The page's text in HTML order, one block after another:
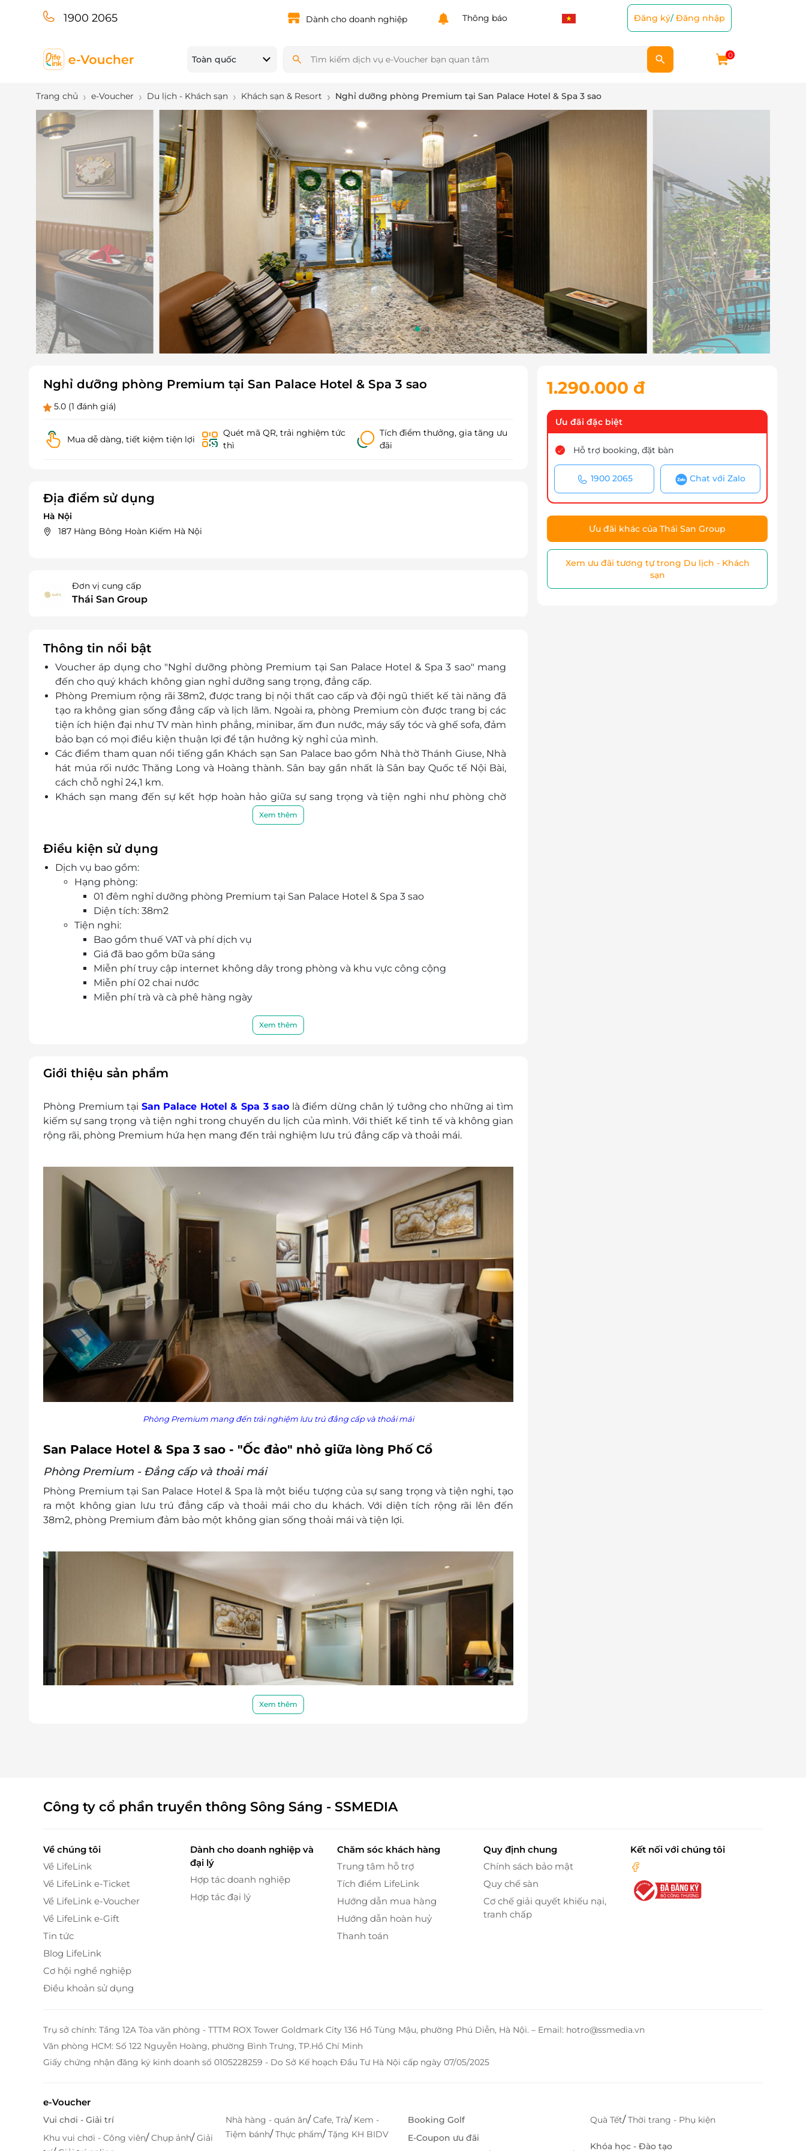
1900 2065 Dành cho doanh nghiệp Thông báo Đăng ký/Đăng nhập
Toàn quốc 0
Trang chủ e-Voucher Du lịch - Khách sạn Khách sạn & Resort Nghỉ dưỡng phòng Premium tại San Palace Hotel & Spa 3 sao
10/14
Nghỉ dưỡng phòng Premium tại San Palace Hotel & Spa 3 sao
5.0 (1 đánh giá)
Mua dễ dàng, tiết kiệm tiện lợi
Quét mã QR, trải nghiệm tức
thì
Tích điểm thưởng, gia tăng ưu
đãi
Địa điểm sử dụng
Hà Nội
187 Hàng Bông Hoàn Kiếm Hà Nội
Đơn vị cung cấp
Thái San Group
Thông tin nổi bật
Voucher áp dụng cho "Nghỉ dưỡng phòng Premium tại San Palace Hotel & Spa 3 sao" mang
đến cho quý khách không gian nghỉ dưỡng sang trọng, đẳng cấp.
Phòng Premium rộng rãi 38m2, được trang bị nội thất cao cấp và đội ngũ thiết kế tài năng đã
tạo ra không gian sống đẳng cấp và lịch lãm. Ngoài ra, phòng Premium còn được trang bị các
tiện ích hiện đại như TV màn hình phẳng, minibar, ấm đun nước, máy sấy tóc và ghế sofa, đảm
bảo bạn có mọi điều kiện thuận lợi để tận hưởng kỳ nghỉ của mình.
Các điểm tham quan nổi tiếng gần Khách sạn San Palace bao gồm Nhà thờ Thánh Giuse, Nhà
hát múa rối nước Thăng Long và Hoàng thành. Sân bay gần nhất là Sân bay Quốc tế Nội Bài,
cách chỗ nghỉ 24,1 km.
Khách sạn mang đến sự kết hợp hoàn hảo giữa sự sang trọng và tiện nghi như phòng chờ
Đội ngũ lễ tân phục vụ 24/7 chu đáo, nhiệt tình, tận tâm, San Palace Hotel & Spa 3 sao hứa
hẹn sẽ làm hài lòng mọi quý khách hàng.
Xem thêm
Điều kiện sử dụng
Dịch vụ bao gồm:
Hạng phòng:
01 đêm nghỉ dưỡng phòng Premium tại San Palace Hotel & Spa 3 sao
Diện tích: 38m2
Tiện nghi:
Bao gồm thuế VAT và phí dịch vụ
Giá đã bao gồm bữa sáng
Miễn phí truy cập internet không dây trong phòng và khu vực công cộng
Miễn phí 02 chai nước
Miễn phí trà và cà phê hàng ngày
Chi phí cá nhân như giặt ủi, điện thoại, ăn uống,...
Giá phòng trẻ em:
Trẻ dưới 05 tuổi: Miễn phí, luôn chia phòng với cha mẹ (không quá 02 trẻ/ phòng)
Từ 12 tuổi trở lên: sẽ được tính như người lớn
Tối đa 02 người lớn, 02 trẻ/ em bé có thể chia một phòng
Giường phụ áp dụng cho người thứ 3 và tùy thuộc vào tình trạng có sẵn thực tế
Phụ phí cho các ngày lễ: Từ 09/02/2024 đến 12/02/2024; Từ 01/09/2024 đến 03/09/2024 và
ngày 24, 25, 31/12/2024 với giá 300.000 VND/ 01 người mỗi phòng mỗi đêm
Kê extrabed 450.000 VND/ đêm
Điều kiện hoàn hủy:
Hơn 7 ngày trước ngày đến không tính phí
Trong khoảng từ 7 đến 3 ngày trước ngày đến 50% giá dịch vụ phòng đã đặt
Ít hơn 03 ngày và ít hơn trước ngày đến 100% giá dịch vụ phòng đã đặt
Điều kiện đặt & nhận phòng:
Giờ nhận phòng: 14h00
Giờ trả phòng: 12h00
Nhận phòng sớm/Làm thủ tục trễ luôn được yêu cầu, tuỳ thuộc vào sự có sẵn và xác nhận
của Khách sạn.
Hotline đặt phòng & tư vấn (9h00-20h00): 1900 2065 / 0387 881 956
Văn phòng HCM: 028 6680 8757 / 0387 881 956
Quy định chung:
Phù hợp cho tất cả trẻ em ở mọi độ tuổi
Chấp nhận thanh toán bằng tiền mặt hoặc chuyển khoản online
Một khách hàng được mua nhiều E-Voucher/E-Coupon
E-Voucher/E-Coupon không có giá trị quy đổi thành tiền mặt, không trả lại tiền thừa
Không áp dụng đồng thời với chương trình khuyến mại khác.
Xem thêm
Giới thiệu sản phẩm
Phòng Premium tại San Palace Hotel & Spa 3 sao là điểm dừng chân lý tưởng cho những ai tìm
kiếm sự sang trọng và tiện nghi trong chuyến du lịch của mình. Với thiết kế tinh tế và không gian
rộng rãi, phòng Premium hứa hẹn mang đến trải nghiệm lưu trú đẳng cấp và thoải mái.
Phòng Premium mang đến trải nghiệm lưu trú đẳng cấp và thoải mái
San Palace Hotel & Spa 3 sao - "Ốc đảo" nhỏ giữa lòng Phố Cổ
Phòng Premium - Đẳng cấp và thoải mái
Phòng Premium tại San Palace Hotel & Spa là một biểu tượng của sự sang trọng và tiện nghi, tạo
ra một không gian lưu trú đẳng cấp và thoải mái cho du khách. Với diện tích rộng rãi lên đến
38m2, phòng Premium đảm bảo một không gian sống thoải mái và tiện lợi.
Xem thêm
1.290.000 đ
Ưu đãi đặc biệt
Hỗ trợ booking, đặt bàn
1900 2065 Chat với Zalo
Ưu đãi khác của Thái San Group
Xem ưu đãi tương tự trong Du lịch - Khách
sạn
Công ty cổ phần truyền thông Sông Sáng - SSMEDIA
Về chúng tôi
Về LifeLink
Về LifeLink e-Ticket
Về LifeLink e-Voucher
Về LifeLink e-Gift
Tin tức
Blog LifeLink
Cơ hội nghề nghiệp
Điều khoản sử dụng
Dành cho doanh nghiệp và
đại lý
Hợp tác doanh nghiệp
Hợp tác đại lý
Chăm sóc khách hàng
Trung tâm hỗ trợ
Tích điểm LifeLink
Hướng dẫn mua hàng
Hướng dẫn hoàn huỷ
Thanh toán
Quy định chung
Chính sách bảo mật
Quy chế sàn
Cơ chế giải quyết khiếu nại,
tranh chấp
Kết nối với chúng tôi
Trụ sở chính: Tầng 12A Tòa văn phòng - TTTM ROX Tower Goldmark City 136 Hồ Tùng Mậu, phường Phú Diễn, Hà Nội. – Email: hotro@ssmedia.vn
Văn phòng HCM: Số 122 Nguyễn Hoàng, phường Bình Trưng, TP.Hồ Chí Minh
Giấy chứng nhận đăng ký kinh doanh số 0105228259 - Do Sở Kế hoạch Đầu Tư Hà Nội cấp ngày 07/05/2025
e-Voucher
Vui chơi - Giải trí
Khu vui chơi - Công viên/Chụp ảnh/Giải
Nhà hàng - quán ăn/Cafe, Trà/ Kem -
Tiệm bánh/Thực phẩm/Tặng KH BIDV
Booking Golf
E-Coupon ưu đãi
Quà Tết/Thời trang - Phụ kiện
Khóa học - Đào tạo